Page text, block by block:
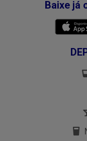
Baixe já